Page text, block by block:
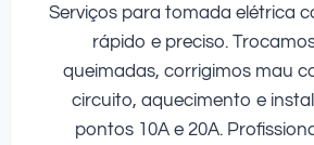
Serviços para tomada elétrica
rápido e preciso.
queimadas, corrigimos mau
circuito, aquecimento e
pontos 10A e 20A.